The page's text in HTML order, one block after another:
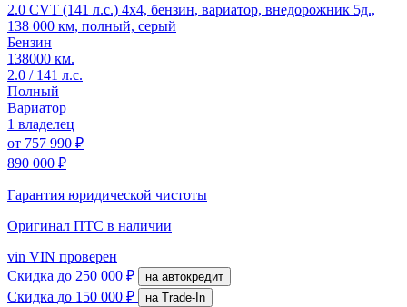
2.0 CVT (141 л.с.) 4x4, бензин, вариатор, внедорожник 5д.,
138 000 км, полный, серый
Бензин
138000 км.
2.0 / 141 л.с.
Полный
Вариатор
1 владелец
от 757 990 ₽
890 000 ₽
Гарантия юридической чистоты
Оригинал ПТС в наличии
vin VIN проверен
Скидка до 250 000 ₽ на автокредит
Скидка до 150 000 ₽
на Trade-In